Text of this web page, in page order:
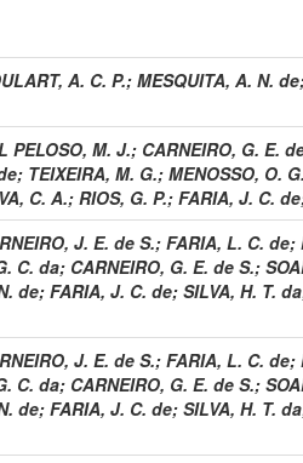
A. C. P.; MESQUITA, A. N. de
PELOSO, M. J.; CARNEIRO, G. E.
; TEIXEIRA, M. G.; MENOSSO, O. G.
C. A.; RIOS, G. P.; FARIA, J. C. de
J. E. de S.; FARIA, L. C. de;
C. da; CARNEIRO, G. E. de S.;
de; FARIA, J. C. de; SILVA, H. T. da
J. E. de S.; FARIA, L. C. de;
C. da; CARNEIRO, G. E. de S.;
de; FARIA, J. C. de; SILVA, H. T. da